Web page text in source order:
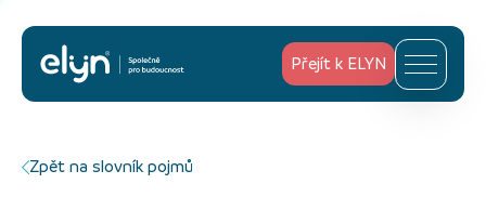
Přejít k ELYN
Zpět na slovník pojmů